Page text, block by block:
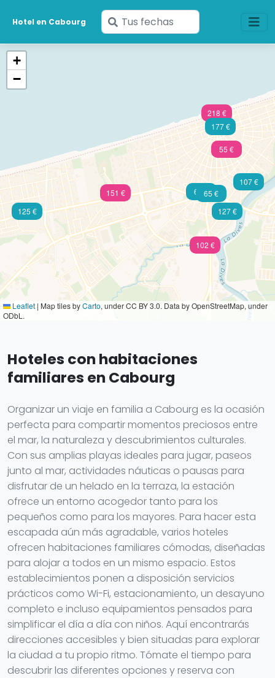
Hotel en Cabourg
Ingresa
tus
218 €
102 €
55 €
151 € 65 €
60 €
125 €
127 €
177 €
107 €
+
−
Leaflet | Map tiles byCarto, under CC BY 3.0. Data by OpenStreetMap, under
ODbL.
Hoteles con habitaciones
familiares en Cabourg
Organizar un viaje en familia a Cabourg es la ocasión
perfecta para compartir momentos preciosos entre
el mar, la naturaleza y descubrimientos culturales.
Con sus amplias playas ideales para jugar, paseos
junto al mar, actividades náuticas o pausas para
disfrutar de un helado en la terraza, la estación
ofrece un entorno acogedor tanto para los
pequeños como para los mayores. Para hacer esta
escapada aún más agradable, varios hoteles
ofrecen habitaciones familiares cómodas, diseñadas
para alojar a todos en un mismo espacio. Estos
establecimientos ponen a disposición servicios
prácticos como Wi-Fi, estacionamiento, un desayuno
completo e incluso equipamientos pensados para
simplificar el día a día con niños. Aquí encontrarás
direcciones accesibles y bien situadas para explorar
la ciudad a tu propio ritmo. Tómate el tiempo para
descubrir las diferentes opciones y reserva con